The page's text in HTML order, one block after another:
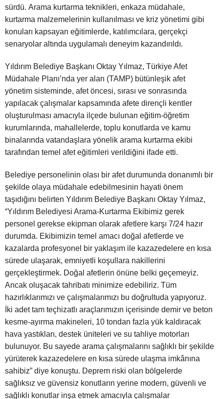
sürdü. Arama kurtarma teknikleri, enkaza müdahale,
kurtarma malzemelerinin kullanılması ve kriz yönetimi gibi
konuları kapsayan eğitimlerde, katılımcılara, gerçekçi
senaryolar altında uygulamalı deneyim kazandırıldı.
Yıldırım Belediye Başkanı Oktay Yılmaz, Türkiye Afet
Müdahale Planı’nda yer alan (TAMP) bütünleşik afet
yönetim sisteminde, afet öncesi, sırası ve sonrasında
yapılacak çalışmalar kapsamında afete dirençli kentler
oluşturulması amacıyla ilçede bulunan eğitim-öğretim
kurumlarında, mahallelerde, toplu konutlarda ve kamu
binalarında vatandaşlara yönelik arama kurtarma ekibi
tarafından temel afet eğitimleri verildiğini ifade etti.
Belediye personelinin olası bir afet durumunda donanımlı bir
şekilde olaya müdahale edebilmesinin hayati önem
taşıdığını belirten Yıldırım Belediye Başkanı Oktay Yılmaz,
“Yıldırım Belediyesi Arama-Kurtarma Ekibimiz gerek
personel gerekse ekipman olarak afetlere karşı 7/24 hazır
durumda. Ekibimizin temel amacı doğal afetlerde ve
kazalarda profesyonel bir yaklaşım ile kazazedelere en kısa
sürede ulaşarak, emniyetli koşullara nakillerini
gerçekleştirmek. Doğal afetlerin önüne belki geçemeyiz.
Ancak oluşacak tahribatı minimize edebiliriz. Tüm
hazırlıklarımızı ve çalışmalarımızı bu doğrultuda yapıyoruz.
İki adet tam teçhizatlı araçlarımızın içerisinde demir ve beton
kesme-ayırma makineleri, 10 tondan fazla yük kaldıracak
hava yastıkları, destek üniteleri ve su tahliye motorları
bulunuyor. Bu sayede arama çalışmalarını sağlıklı bir şekilde
yürüterek kazazedelere en kısa sürede ulaşma imkânına
sahibiz” diye konuştu. Deprem riski olan bölgelerde
sağlıksız ve güvensiz konutların yerine modern, güvenli ve
sağlıklı konutlar inşa etmek amacıyla çalışmalar